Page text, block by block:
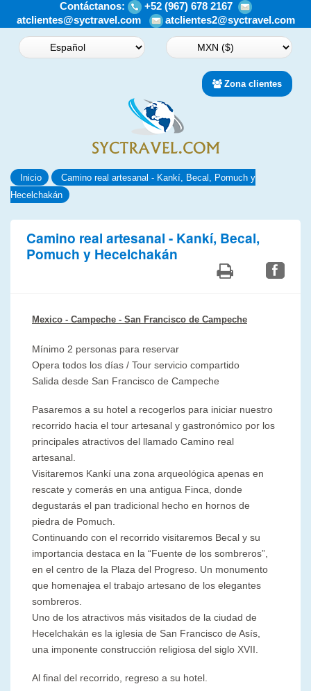
Contáctanos:
+52 (967) 678 2167
atclientes@syctravel.com
atclientes2@syctravel.com
Zona clientes
Inicio
Camino real artesanal - Kankí, Becal, Pomuch y
Hecelchakán
Camino real artesanal - Kankí, Becal,
Pomuch y Hecelchakán
Mexico - Campeche - San Francisco de Campeche
Mínimo 2 personas para reservar
Opera todos los días / Tour servicio compartido
Salida desde San Francisco de Campeche
Pasaremos a su hotel a recogerlos para iniciar nuestro
recorrido hacia el tour artesanal y gastronómico por los
principales atractivos del llamado Camino real
artesanal.
Visitaremos Kankí una zona arqueológica apenas en
rescate y comerás en una antigua Finca, donde
degustarás el pan tradicional hecho en hornos de
piedra de Pomuch.
Continuando con el recorrido visitaremos Becal y su
importancia destaca en la “Fuente de los sombreros”,
en el centro de la Plaza del Progreso. Un monumento
que homenajea el trabajo artesano de los elegantes
sombreros.
Uno de los atractivos más visitados de la ciudad de
Hecelchakán es la iglesia de San Francisco de Asís,
una imponente construcción religiosa del siglo XVII.
Al final del recorrido, regreso a su hotel.